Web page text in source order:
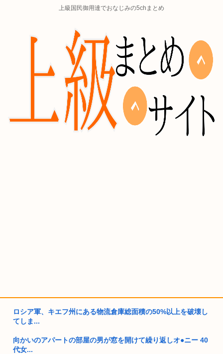
上級国民御用達でおなじみの5chまとめ
ロシア軍、キエフ州にある物流倉庫総面積の50%以上を破壊し
てしま...
向かいのアパートの部屋の男が窓を開けて繰り返しオ●ニー 40
代女...